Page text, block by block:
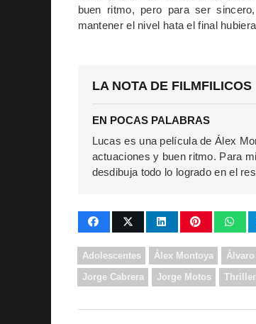
buen ritmo, pero para ser
mantener el nivel hata el final
LA NOTA DE FILMFILICOS
EN POCAS PALABRAS
Lucas es una película de Álex
actuaciones y buen ritmo. Para
desdibuja todo lo logrado en el
Adolescentes Álex Montoya
Jorge Cabrera Jorge Motos Thriller